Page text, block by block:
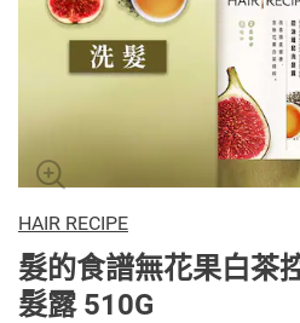
HAIR RECIPE
髮的食譜無花果白茶
髮露 510G